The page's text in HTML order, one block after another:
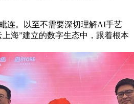
。以至不需要深切理解AI手艺
海”建立的数字生态中，跟着根本